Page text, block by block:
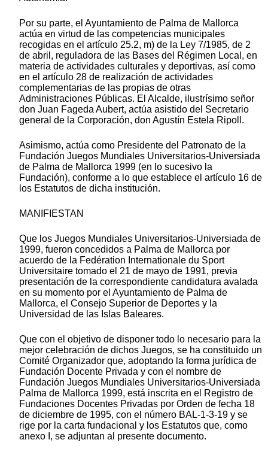
Por su parte, el Ayuntamiento de Palma de Mallorca
actúa en virtud de las competencias municipales
recogidas en el artículo 25.2, m) de la Ley 7/1985, de 2
de abril, reguladora de las Bases del Régimen Local, en
materia de actividades culturales y deportivas, así como
en el artículo 28 de realización de actividades
complementarias de las propias de otras
Administraciones Públicas. El Alcalde, ilustrísimo señor
don Juan Fageda Aubert, actúa asistido del Secretario
general de la Corporación, don Agustín Estela Ripoll.
Asimismo, actúa como Presidente del Patronato de la
Fundación Juegos Mundiales Universitarios-Universiada
de Palma de Mallorca 1999 (en lo sucesivo la
Fundación), conforme a lo que establece el artículo 16 de
los Estatutos de dicha institución.
MANIFIESTAN
Que los Juegos Mundiales Universitarios-Universiada de
1999, fueron concedidos a Palma de Mallorca por
acuerdo de la Fedération Internationale du Sport
Universitaire tomado el 21 de mayo de 1991, previa
presentación de la correspondiente candidatura avalada
en su momento por el Ayuntamiento de Palma de
Mallorca, el Consejo Superior de Deportes y la
Universidad de las Islas Baleares.
Que con el objetivo de disponer todo lo necesario para la
mejor celebración de dichos Juegos, se ha constituido un
Comité Organizador que, adoptando la forma jurídica de
Fundación Docente Privada y con el nombre de
Fundación Juegos Mundiales Universitarios-Universiada
Palma de Mallorca 1999, está inscrita en el Registro de
Fundaciones Docentes Privadas por Orden de fecha 18
de diciembre de 1995, con el número BAL-1-3-19 y se
rige por la carta fundacional y los Estatutos que, como
anexo I, se adjuntan al presente documento.